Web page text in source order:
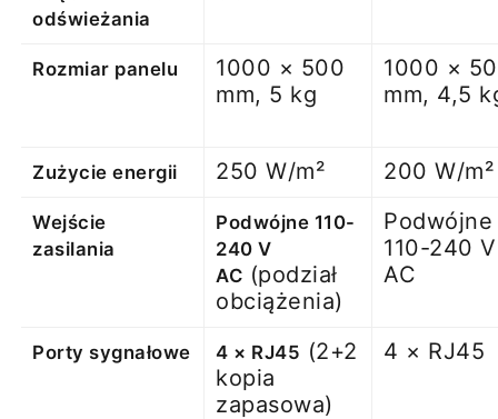
odświeżania
Rozmiar panelu
1000 × 500
mm, 5 kg
1000 ×
mm, 4,5
Zużycie energii 250 W/m² 200 W/m²
Wejście
zasilania
Podwójne 110-
240 V
AC (podział
obciążenia)
Podwójne
110-240 V
AC
Porty sygnałowe 4 × RJ45 (2+2
kopia
zapasowa)
4 × RJ45